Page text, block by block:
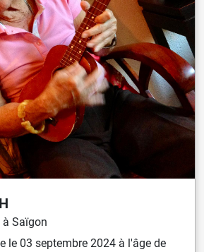
à Saïgon
le 03 septembre 2024 à l'âge de